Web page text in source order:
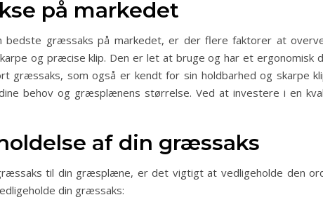
på markedet
græssaks på markedet, er der flere faktorer at
og præcise klip. Den er let at bruge og har et ergonomisk
græssaks, som også er kendt for sin holdbarhed og skarpe
behov og græsplænens størrelse. Ved at investere i en
af din græssaks
til din græsplæne, er det vigtigt at vedligeholde den
din græssaks: